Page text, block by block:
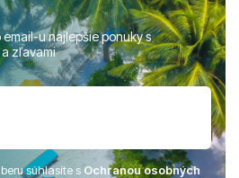
u najlepšie ponuky s
zľavami
súhlasíte sOchranou osobných